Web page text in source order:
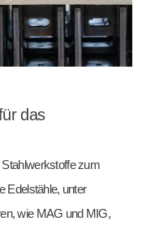
das
zum
Edelstähle, unter
wie MAG und MIG,